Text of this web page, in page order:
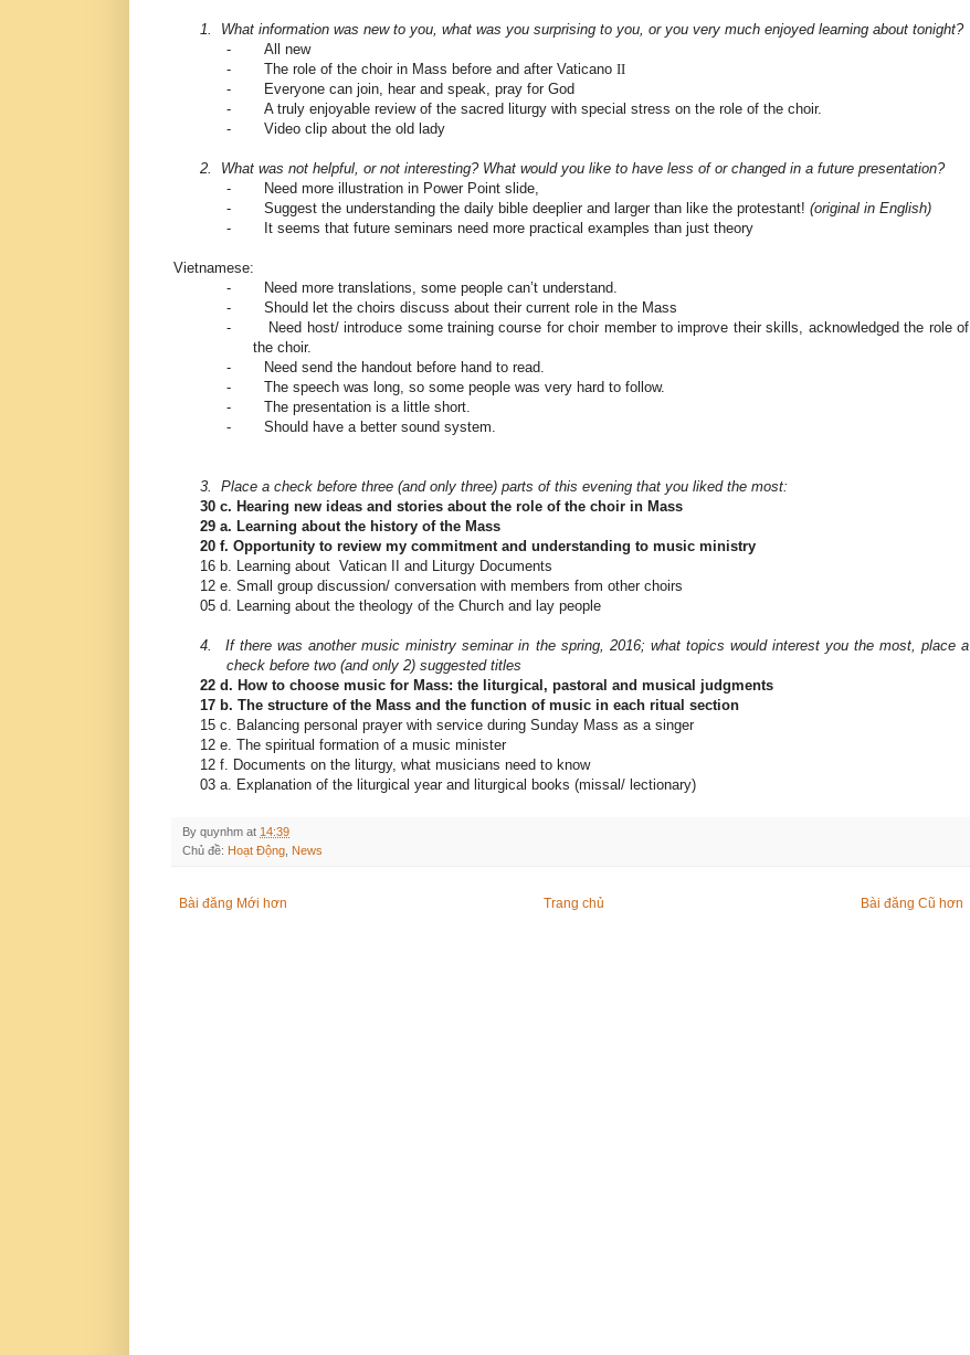
1.
What information was new to you, what was you surprising to you, or you very much enjoyed learning about tonight?
-
All new
-
The role of the choir in Mass before and after Vaticano II
-
Everyone can join, hear and speak, pray for God
-
A truly enjoyable review of the sacred liturgy with special stress on the role of the choir.
-
Video clip about the old lady
2.
What was not helpful, or not interesting? What would you like to have less of or changed in a future presentation?
-
Need more illustration in Power Point slide,
-
Suggest the understanding the daily bible deeplier and larger than like the protestant! (original in English)
-
It seems that future seminars need more practical examples than just theory
Vietnamese:
-
Need more translations, some people can’t understand.
-
Should let the choirs discuss about their current role in the Mass
-
Need host/ introduce some training course for choir member to improve their skills, acknowledged the role of
the choir.
-
Need send the handout before hand to read.
-
The speech was long, so some people was very hard to follow.
-
The presentation is a little short.
-
Should have a better sound system.
3.
Place a check before three (and only three) parts of this evening that you liked the most:
30 c. Hearing new ideas and stories about the role of the choir in Mass
29 a. Learning about the history of the Mass
20 f. Opportunity to review my commitment and understanding to music ministry
16 b. Learning about Vatican II and Liturgy Documents
12 e. Small group discussion/ conversation with members from other choirs
05 d. Learning about the theology of the Church and lay people
4.
If there was another music ministry seminar in the spring, 2016; what topics would interest you the most, place a
check before two (and only 2) suggested titles
22 d. How to choose music for Mass: the liturgical, pastoral and musical judgments
17 b. The structure of the Mass and the function of music in each ritual section
15 c. Balancing personal prayer with service during Sunday Mass as a singer
12 e. The spiritual formation of a music minister
12 f. Documents on the liturgy, what musicians need to know
03 a. Explanation of the liturgical year and liturgical books (missal/ lectionary)
By quynhm at 14:39
Chủ đề: Hoạt Động News
Bài đăng Mới hơn Bài đăng Cũ hơn
Trang chủ